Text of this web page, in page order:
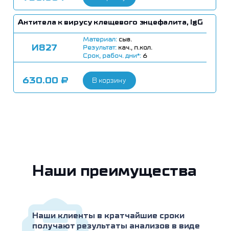
Антитела к вирусу клещевого энцефалита, IgG
И827
Материал: сыв.
Результат: кач., п.кол.
Срок, рабоч. дни*: 6
630.00 ₽ В корзину
Наши преимущества
Наши клиенты в кратчайшие сроки
получают результаты анализов в виде